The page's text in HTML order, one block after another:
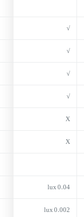
√
√
√
√
X
X
0.04 lux
0.002 lux